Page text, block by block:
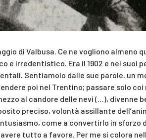
di Valbusa. Ce ne vogliono almeno
e irredentistico. Era il 1902 e nei suoi
Sentiamolo dalle sue parole, un
poi nel Trentino; passare solo coi
al candore delle nevi (…), divenne
preciso, volontà assillante
come a convertirlo in sforzo
tutto a favore. Per me si colora